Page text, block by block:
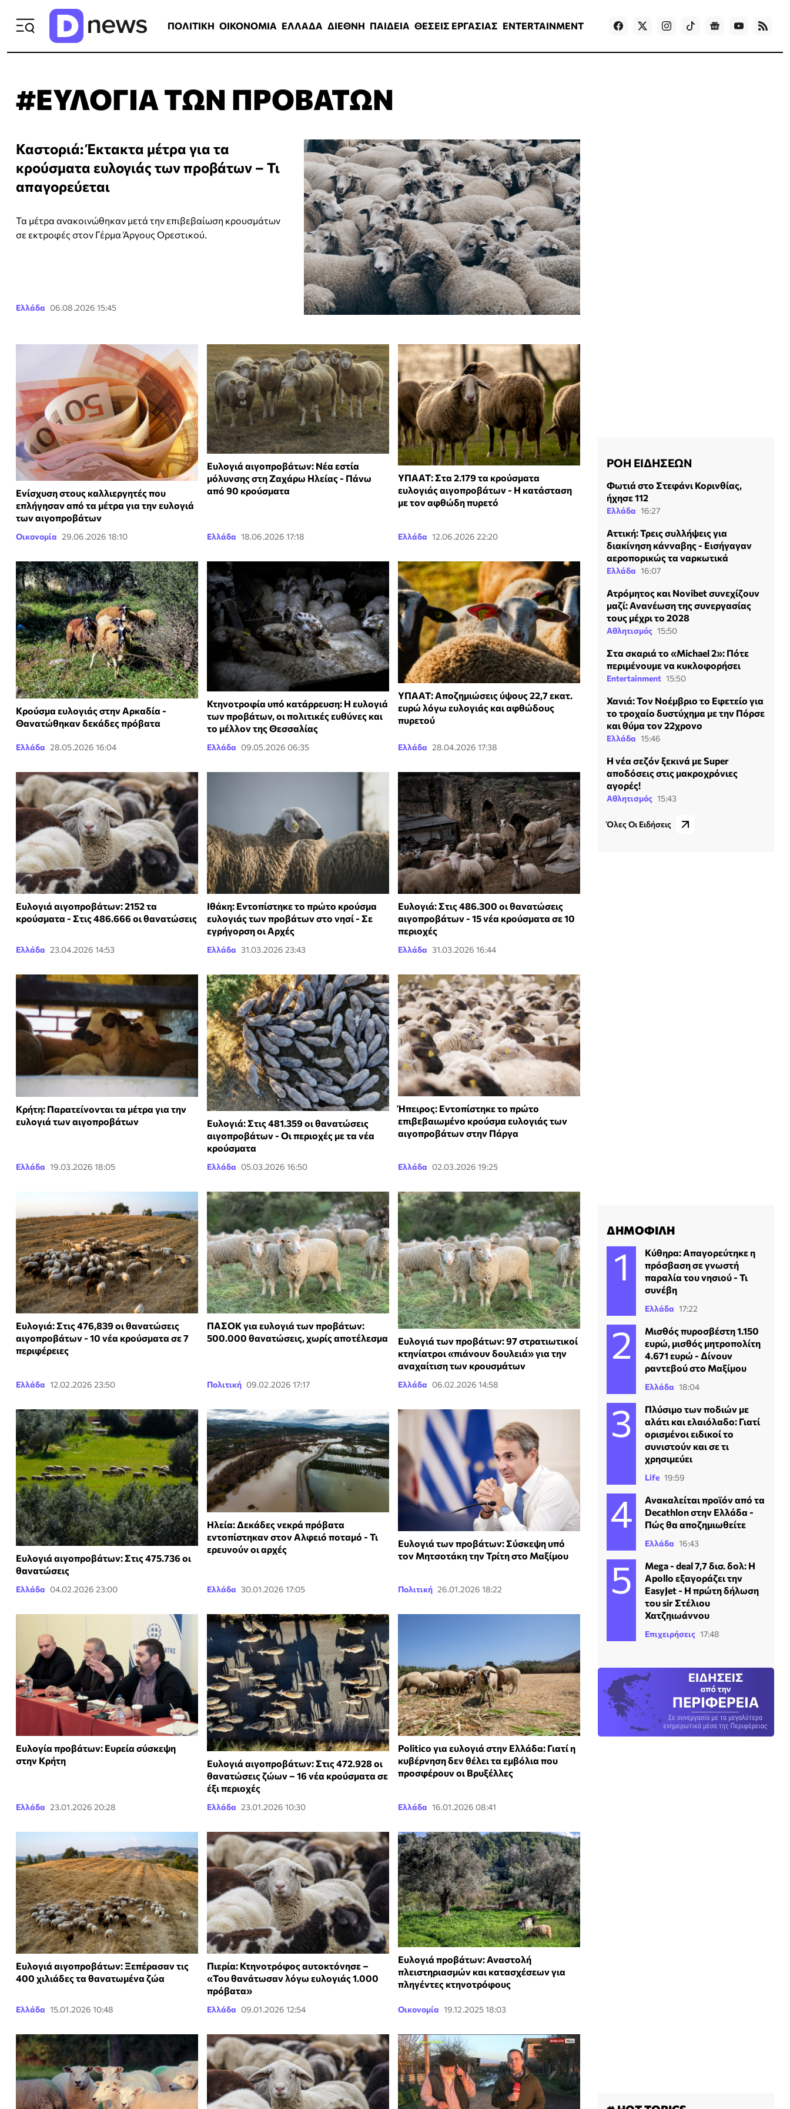
ΠΟΛΙΤΙΚΗ ΟΙΚΟΝΟΜΙΑ ΕΛΛΑΔΑ ΔΙΕΘΝΗ ΠΑΙΔΕΙΑ ΘΕΣΕΙΣ ΕΡΓΑΣΙΑΣ ENTERTAINMENT Games
#ΕΥΛΟΓΙΑ ΤΩΝ ΠΡΟΒΑΤΩΝ
Καστοριά: Έκτακτα μέτρα για τα
κρούσματα ευλογιάς των προβάτων – Τι
απαγορεύεται
Τα μέτρα ανακοινώθηκαν μετά την επιβεβαίωση κρουσμάτων
σε εκτροφές στον Γέρμα Άργους Ορεστικού.
Ελλάδα 06.08.2026 15:45
Ενίσχυση στους καλλιεργητές που
επλήγησαν από τα μέτρα για την ευλογιά
των αιγοπροβάτων
Οικονομία 29.06.2026 18:10
Ευλογιά αιγοπροβάτων: Νέα εστία
μόλυνσης στη Ζαχάρω Ηλείας - Πάνω
από 90 κρούσματα
Ελλάδα 18.06.2026 17:18
ΥΠΑΑΤ: Στα 2.179 τα κρούσματα
ευλογιάς αιγοπροβάτων - Η κατάσταση
με τον αφθώδη πυρετό
Ελλάδα 12.06.2026 22:20
Κρούσμα ευλογιάς στην Αρκαδία -
Θανατώθηκαν δεκάδες πρόβατα
Ελλάδα 28.05.2026 16:04
Κτηνοτροφία υπό κατάρρευση: Η ευλογιά
των προβάτων, οι πολιτικές ευθύνες και
το μέλλον της Θεσσαλίας
Ελλάδα 09.05.2026 06:35
ΥΠΑΑΤ: Αποζημιώσεις ύψους 22,7 εκατ.
ευρώ λόγω ευλογιάς και αφθώδους
πυρετού
Ελλάδα 28.04.2026 17:38
Ευλογιά αιγοπροβάτων: 2152 τα
κρούσματα - Στις 486.666 οι θανατώσεις
Ελλάδα 23.04.2026 14:53
Ιθάκη: Εντοπίστηκε το πρώτο κρούσμα
ευλογιάς των προβάτων στο νησί - Σε
εγρήγορση οι Αρχές
Ελλάδα 31.03.2026 23:43
Ευλογιά: Στις 486.300 οι θανατώσεις
αιγοπροβάτων - 15 νέα κρούσματα σε 10
περιοχές
Ελλάδα 31.03.2026 16:44
Κρήτη: Παρατείνονται τα μέτρα για την
ευλογιά των αιγοπροβάτων
Ελλάδα 19.03.2026 18:05
Ευλογιά: Στις 481.359 οι θανατώσεις
αιγοπροβάτων - Οι περιοχές με τα νέα
κρούσματα
Ελλάδα 05.03.2026 16:50
Ήπειρος: Εντοπίστηκε το πρώτο
επιβεβαιωμένο κρούσμα ευλογιάς των
αιγοπροβάτων στην Πάργα
Ελλάδα 02.03.2026 19:25
Ευλογιά: Στις 476,839 οι θανατώσεις
αιγοπροβάτων - 10 νέα κρούσματα σε 7
περιφέρειες
Ελλάδα 12.02.2026 23:50
ΠΑΣΟΚ για ευλογιά των προβάτων:
500.000 θανατώσεις, χωρίς αποτέλεσμα
Πολιτική 09.02.2026 17:17
Ευλογιά των προβάτων: 97 στρατιωτικοί
κτηνίατροι «πιάνουν δουλειά» για την
αναχαίτιση των κρουσμάτων
Ελλάδα 06.02.2026 14:58
Ευλογιά αιγοπροβάτων: Στις 475.736 οι
θανατώσεις
Ελλάδα 04.02.2026 23:00
Ηλεία: Δεκάδες νεκρά πρόβατα
εντοπίστηκαν στον Αλφειό ποταμό - Τι
ερευνούν οι αρχές
Ελλάδα 30.01.2026 17:05
Ευλογιά των προβάτων: Σύσκεψη υπό
τον Μητσοτάκη την Τρίτη στο Μαξίμου
Πολιτική 26.01.2026 18:22
Ευλογία προβάτων: Ευρεία σύσκεψη
στην Κρήτη
Ελλάδα 23.01.2026 20:28
Ευλογιά αιγοπροβάτων: Στις 472.928 οι
θανατώσεις ζώων – 16 νέα κρούσματα σε
έξι περιοχές
Ελλάδα 23.01.2026 10:30
Politico για ευλογιά στην Ελλάδα: Γιατί η
κυβέρνηση δεν θέλει τα εμβόλια που
προσφέρουν οι Βρυξέλλες
Ελλάδα 16.01.2026 08:41
Ευλογιά αιγοπροβάτων: Ξεπέρασαν τις
400 χιλιάδες τα θανατωμένα ζώα
Ελλάδα 15.01.2026 10:48
Πιερία: Κτηνοτρόφος αυτοκτόνησε –
«Του θανάτωσαν λόγω ευλογιάς 1.000
πρόβατα»
Ελλάδα 09.01.2026 12:54
Ευλογιά προβάτων: Αναστολή
πλειστηριασμών και κατασχέσεων για
πληγέντες κτηνοτρόφους
Οικονομία 19.12.2025 18:03
ΡΟΗ ΕΙΔΗΣΕΩΝ
Φωτιά στο Στεφάνι Κορινθίας,
ήχησε 112
Ελλάδα 16:27
Αττική: Τρεις συλλήψεις για
διακίνηση κάνναβης - Εισήγαγαν
αεροπορικώς τα ναρκωτικά
Ελλάδα 16:07
Ατρόμητος και Novibet συνεχίζουν
μαζί: Ανανέωση της συνεργασίας
τους μέχρι το 2028
Αθλητισμός 15:50
Στα σκαριά το «Michael 2»: Πότε
περιμένουμε να κυκλοφορήσει
Entertainment 15:50
Χανιά: Τον Νοέμβριο το Εφετείο για
το τροχαίο δυστύχημα με την Πόρσε
και θύμα τον 22χρονο
Ελλάδα 15:46
Η νέα σεζόν ξεκινά με Super
αποδόσεις στις μακροχρόνιες
αγορές!
Αθλητισμός 15:43
Όλες Οι Ειδήσεις
ΔΗΜΟΦΙΛΗ
Κύθηρα: Απαγορεύτηκε η
πρόσβαση σε γνωστή
παραλία του νησιού - Τι
συνέβη
Ελλάδα 17:22
Μισθός πυροσβέστη 1.150
ευρώ, μισθός μητροπολίτη
4.671 ευρώ - Δίνουν
ραντεβού στο Μαξίμου
Ελλάδα 18:04
Πλύσιμο των ποδιών με
αλάτι και ελαιόλαδο: Γιατί
ορισμένοι ειδικοί το
συνιστούν και σε τι
χρησιμεύει
Life 19:59
Ανακαλείται προϊόν από τα
Decathlon στην Ελλάδα -
Πώς θα αποζημιωθείτε
Ελλάδα 16:43
Mega - deal 7,7 δισ. δολ: Η
Apollo εξαγοράζει την
EasyJet - Η πρώτη δήλωση
του sir Στέλιου
Χατζηιωάννου
Επιχειρήσεις 17:48